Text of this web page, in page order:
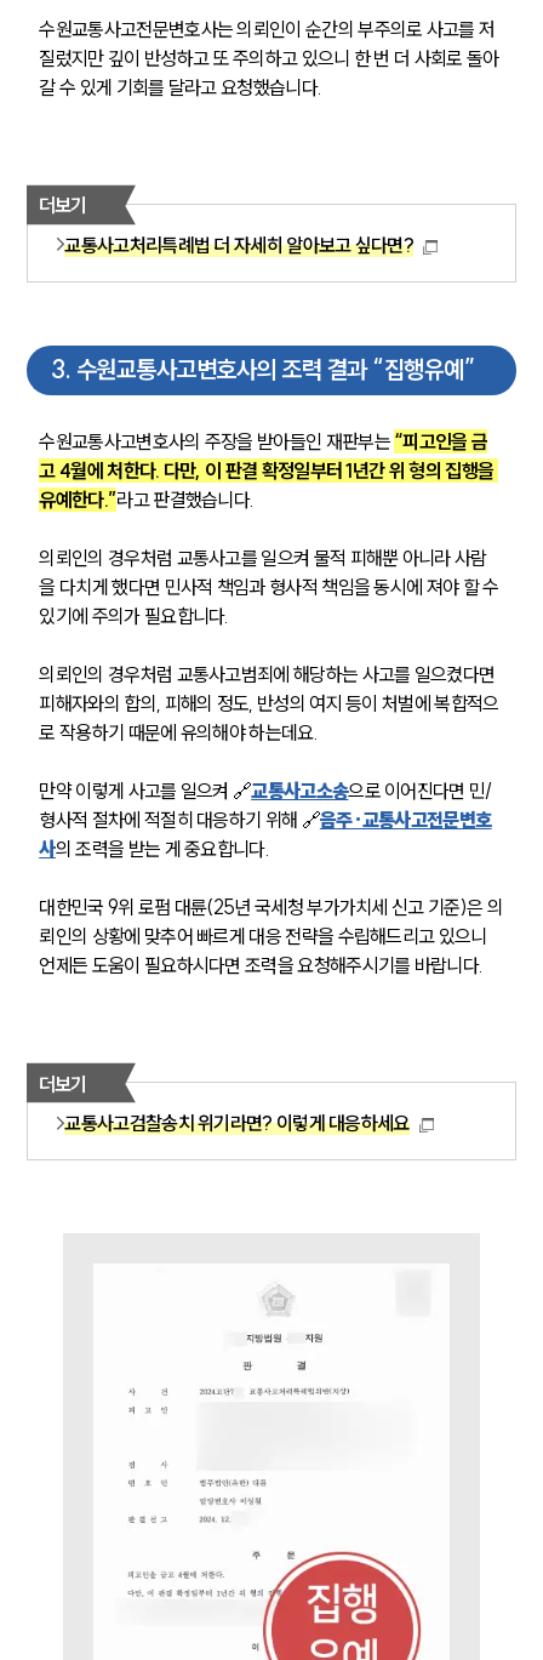
수원교통사고전문변호사는 의뢰인이 순간의 부주의로 사고를 저
질렀지만 깊이 반성하고 또 주의하고 있으니 한 번 더 사회로 돌아
갈 수 있게 기회를 달라고 요청했습니다.
더보기
교통사고처리특례법 더 자세히 알아보고 싶다면?
3. 수원교통사고변호사의 조력 결과 “집행유예”
수원교통사고변호사의 주장을 받아들인 재판부는 “피고인을 금
고 4월에 처한다. 다만, 이 판결 확정일부터 1년간 위 형의 집행을
유예한다.”라고 판결했습니다.
의뢰인의 경우처럼 교통사고를 일으켜 물적 피해뿐 아니라 사람
을 다치게 했다면 민사적 책임과 형사적 책임을 동시에 져야 할 수
있기에 주의가 필요합니다.
의뢰인의 경우처럼 교통사고범죄에 해당하는 사고를 일으켰다면
피해자와의 합의, 피해의 정도, 반성의 여지 등이 처벌에 복합적으
로 작용하기 때문에 유의해야 하는데요.
만약 이렇게 사고를 일으켜 🔗교통사고소송으로 이어진다면 민/
형사적 절차에 적절히 대응하기 위해 🔗음주·교통사고전문변호
사의 조력을 받는 게 중요합니다.
대한민국 9위 로펌 대륜(25년 국세청 부가가치세 신고 기준)은 의
뢰인의 상황에 맞추어 빠르게 대응 전략을 수립해드리고 있으니
언제든 도움이 필요하시다면 조력을 요청해주시기를 바랍니다.
더보기
교통사고검찰송치 위기라면? 이렇게 대응하세요